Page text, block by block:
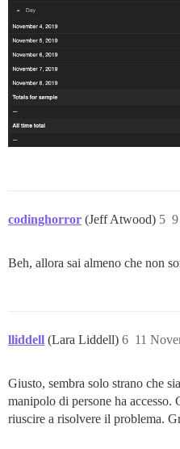
codinghorror (Jeff Atwood) 5
Beh, allora sai almeno che non
lliddell (Lara Liddell) 11
6
Giusto, sembra solo strano che
manipolo di persone ha accesso.
riuscire a risolvere il problema.